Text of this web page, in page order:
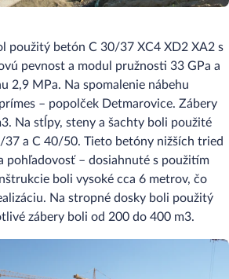
použitý betón C 30/37 XC4 XD2 XA2 s
pevnost a modul pružnosti 33 GPa a
2,9 MPa. Na spomalenie nábehu
– popolček Detmarovice. Zábery
Na stĺpy, steny a šachty boli použité
a C 40/50. Tieto betóny nižších tried
pohľadovosť – dosiahnuté s použitím
boli vysoké cca 6 metrov, čo
Na stropné dosky boli použitý
zábery boli od 200 do 400 m3.